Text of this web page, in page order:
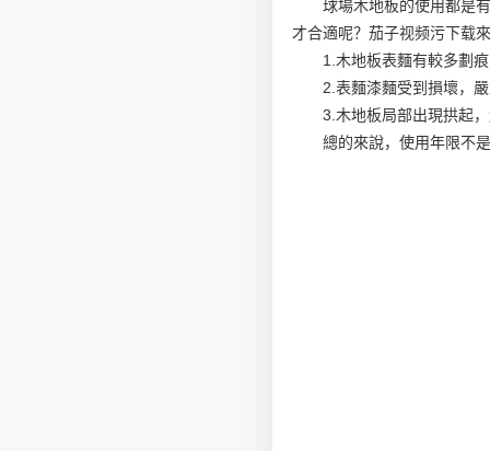
球場木地板的使用都是
才合適呢？茄子视频污下载
1.木地板表麵有較多劃
2.表麵漆麵受到損壞，
3.木地板局部出現拱起
總的來說，使用年限不